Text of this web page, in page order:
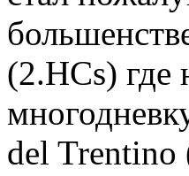
(2.HCs) где
del Trentino